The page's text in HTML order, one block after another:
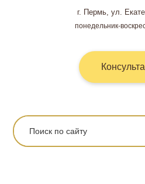
г. Пермь, ул.
понедельник-